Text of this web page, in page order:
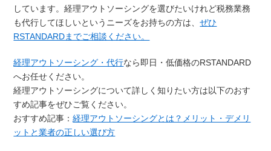
しています。経理アウトソーシングを選びたいけれど税務業務
も代行してほしいというニーズをお持ちの方は、ぜひ
RSTANDARDまでご相談ください。
経理アウトソーシング・代行なら即日・低価格のRSTANDARD
へお任せください。
経理アウトソーシングについて詳しく知りたい方は以下のおす
すめ記事をぜひご覧ください。
おすすめ記事：経理アウトソーシングとは？メリット・デメリ
ットと業者の正しい選び方